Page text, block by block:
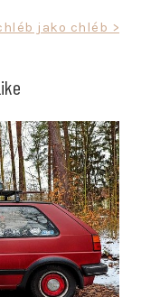
jako chléb >